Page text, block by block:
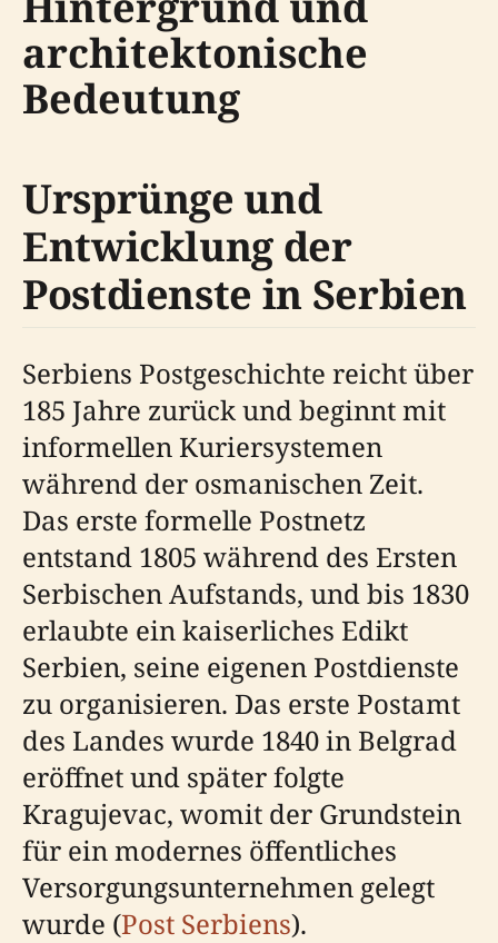
architektonische
Bedeutung
Ursprünge und
Entwicklung der
Postdienste in Serbien
Serbiens Postgeschichte reicht über
185 Jahre zurück und beginnt mit
informellen Kuriersystemen
während der osmanischen Zeit.
Das erste formelle Postnetz
entstand 1805 während des Ersten
Serbischen Aufstands, und bis 1830
erlaubte ein kaiserliches Edikt
Serbien, seine eigenen Postdienste
zu organisieren. Das erste Postamt
des Landes wurde 1840 in Belgrad
eröffnet und später folgte
Kragujevac, womit der Grundstein
für ein modernes öffentliches
Versorgungsunternehmen gelegt
wurde (Post Serbiens).